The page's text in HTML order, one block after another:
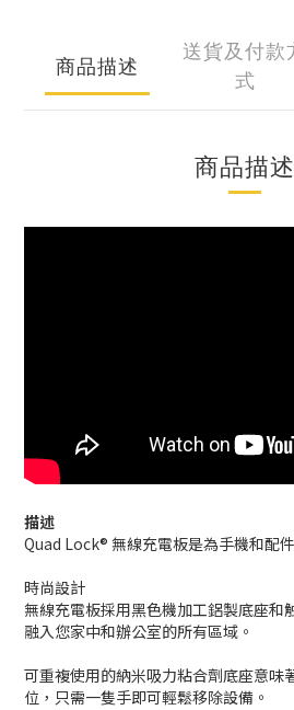
商品描述
送貨及付款
式
商品描述
描述
Quad Lock® 無線充電板是為手機和配
時尚設計
無線充電板採用黑色機加工鋁製底座和
融入您家中和辦公室的所有區域。
可重複使用的納米吸力粘合劑底座意味
位，只需一隻手即可輕鬆移除設備。